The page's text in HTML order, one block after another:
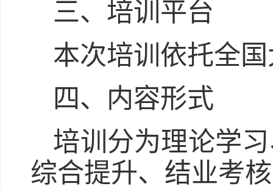
三、培训平台
本次培训依托全
四、内容形式
培训分为理论学
综合提升、结业考